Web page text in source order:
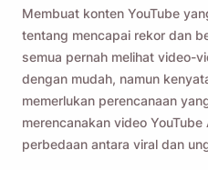
Membuat konten YouTube
tentang mencapai rekor dan
semua pernah melihat video-
dengan mudah, namun
memerlukan perencanaan
merencanakan video
perbedaan antara viral dan